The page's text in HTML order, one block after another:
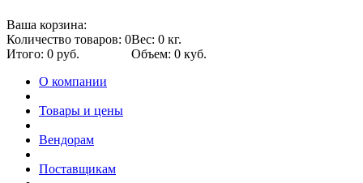
Ваша корзина:
Количество товаров: 0Вес: 0 кг.
Итого: 0 руб.
Объем: 0 куб.
О компании
Товары и цены
Вендорам
Поставщикам